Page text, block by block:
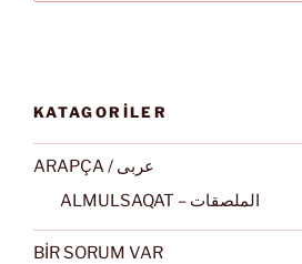
KATAGORİLER
ARAPÇA / عربى
ALMULSAQAT – الملصقات
BİR SORUM VAR